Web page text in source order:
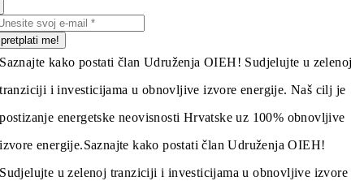
pretplati me!
Saznajte kako postati član Udruženja OIEH! Sudjelujte u zelenoj
tranziciji i investicijama u obnovljive izvore energije. Naš cilj je
postizanje energetske neovisnosti Hrvatske uz 100% obnovljive
izvore energije.Saznajte kako postati član Udruženja OIEH!
Sudjelujte u zelenoj tranziciji i investicijama u obnovljive izvore